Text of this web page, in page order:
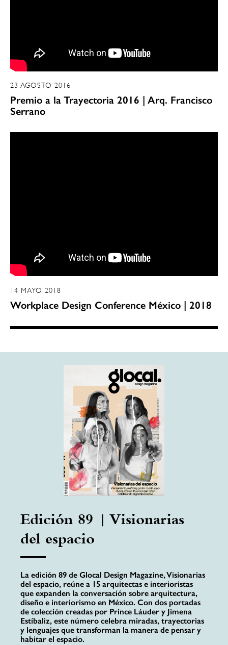
23 AGOSTO 2016
Premio a la Trayectoria 2016 | Arq. Francisco
Serrano
14 MAYO 2018
Workplace Design Conference México | 2018
Edición 89 | Visionarias
del espacio
La edición 89 de Glocal Design Magazine, Visionarias
del espacio, reúne a 15 arquitectas e interioristas
que expanden la conversación sobre arquitectura,
diseño e interiorismo en México. Con dos portadas
de colección creadas por Prince Láuder y Jimena
Estíbaliz, este número celebra miradas, trayectorias
y lenguajes que transforman la manera de pensar y
habitar el espacio.